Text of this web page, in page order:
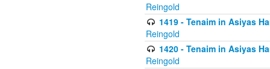
Reingold
1419 - Tenaim in Asiyas
Reingold
1420 - Tenaim in Asiyas
Reingold